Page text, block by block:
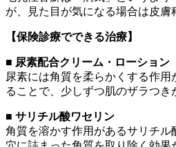
が、見た目が気になる場合は皮膚
【保険診療でできる治療】
■ 尿素配合クリーム・ローション
尿素には角質を柔らかくする作
ることで、少しずつ肌のザラつき
■ サリチル酸ワセリン
角質を溶かす作用があるサリチ